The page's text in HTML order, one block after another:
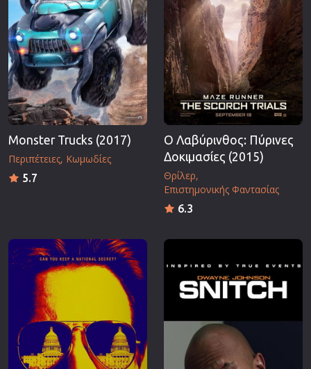
Monster Trucks (2017)
Περιπέτειες Κωμωδίες
5.7
Ο Λαβύρινθος: Πύρινες
Δοκιμασίες (2015)
Θρίλερ
Επιστημονικής Φαντασίας
6.3